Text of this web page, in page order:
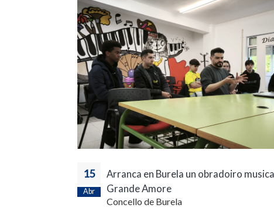
15
Abr
Arranca en Burela un obradoiro
Grande Amore
Concello de Burela